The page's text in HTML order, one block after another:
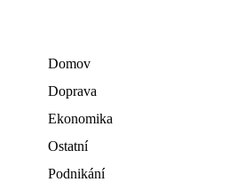
Domov
Doprava
Ekonomika
Ostatní
Podnikání